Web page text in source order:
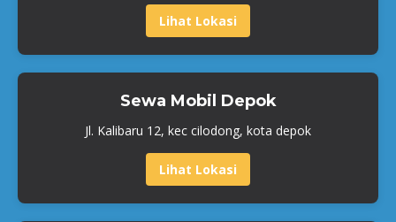
Lihat Lokasi
Sewa Mobil Depok
Jl. Kalibaru 12, kec cilodong, kota depok
Lihat Lokasi